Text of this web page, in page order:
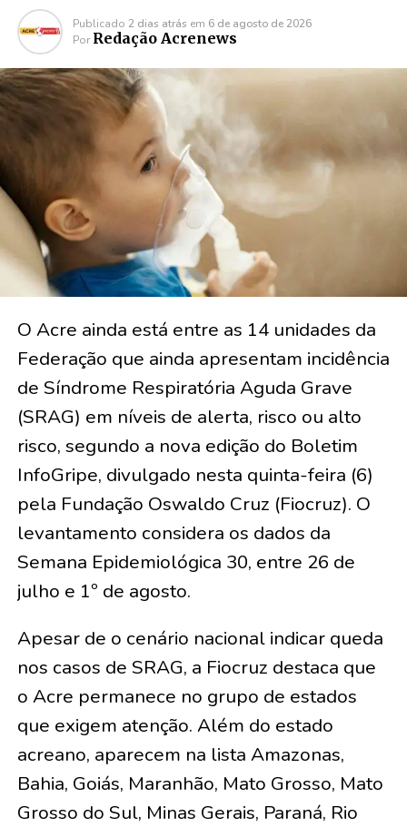
Publicado 2 dias atrás em 6 de agosto de 2026
Por Redação Acrenews
O Acre ainda está entre as 14 unidades da
Federação que ainda apresentam incidência
de Síndrome Respiratória Aguda Grave
(SRAG) em níveis de alerta, risco ou alto
risco, segundo a nova edição do Boletim
InfoGripe, divulgado nesta quinta-feira (6)
pela Fundação Oswaldo Cruz (Fiocruz). O
levantamento considera os dados da
Semana Epidemiológica 30, entre 26 de
julho e 1º de agosto.
Apesar de o cenário nacional indicar queda
nos casos de SRAG, a Fiocruz destaca que
o Acre permanece no grupo de estados
que exigem atenção. Além do estado
acreano, aparecem na lista Amazonas,
Bahia, Goiás, Maranhão, Mato Grosso, Mato
Grosso do Sul, Minas Gerais, Paraná, Rio